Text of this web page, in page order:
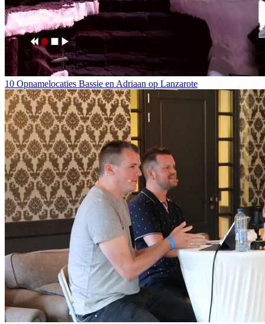
10 Opnamelocaties Bassie en Adriaan op Lanzarote